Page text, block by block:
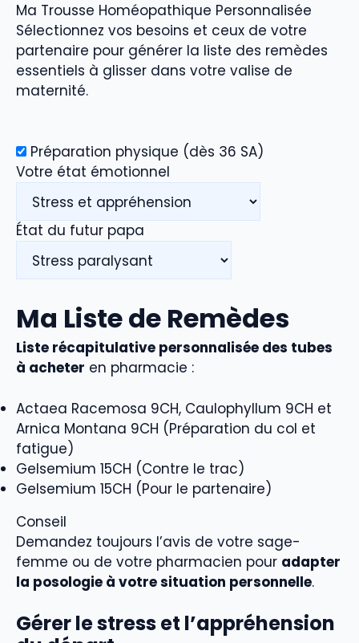
Ma Trousse Homéopathique Personnalisée
Sélectionnez vos besoins et ceux de votre
partenaire pour générer la liste des remèdes
essentiels à glisser dans votre valise de
maternité.
Préparation physique (dès 36 SA)
Votre état émotionnel
État du futur papa
Ma Liste de Remèdes
Liste récapitulative personnalisée des tubes
à acheter en pharmacie :
Actaea Racemosa 9CH, Caulophyllum 9CH et
Arnica Montana 9CH (Préparation du col et
fatigue)
Gelsemium 15CH (Contre le trac)
Gelsemium 15CH (Pour le partenaire)
Conseil
Demandez toujours l’avis de votre sage-
femme ou de votre pharmacien pour adapter
la posologie à votre situation personnelle.
Gérer le stress et l’appréhension